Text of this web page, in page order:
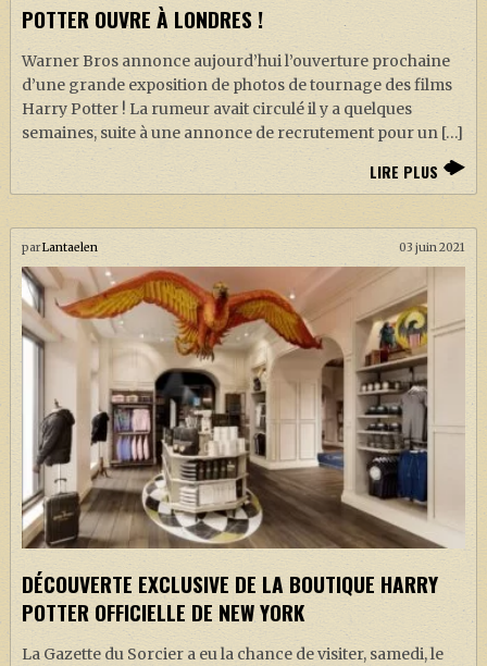
POTTER OUVRE À LONDRES !
Warner Bros annonce aujourd’hui l’ouverture prochaine
d’une grande exposition de photos de tournage des films
Harry Potter ! La rumeur avait circulé il y a quelques
semaines, suite à une annonce de recrutement pour un […]
LIRE PLUS
parLantaelen 03 juin 2021
DÉCOUVERTE EXCLUSIVE DE LA BOUTIQUE HARRY
POTTER OFFICIELLE DE NEW YORK
La Gazette du Sorcier a eu la chance de visiter, samedi, le